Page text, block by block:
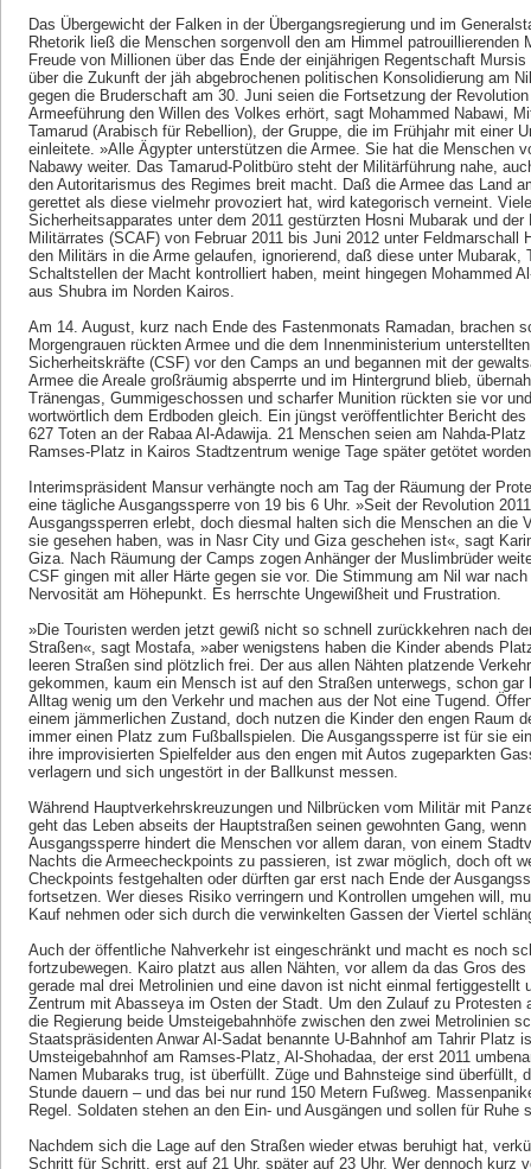
Das Übergewicht der Falken in der Übergangsregierung und im
Rhetorik ließ die Menschen sorgenvoll den am Himmel patrouillierenden
Freude von Millionen über das Ende der einjährigen Regentschaft
über die Zukunft der jäh abgebrochenen politischen Konsolidierung am
gegen die Bruderschaft am 30. Juni seien die Fortsetzung der
Armeeführung den Willen des Volkes erhört, sagt Mohammed Nabawi,
Tamarud (Arabisch für Rebellion), der Gruppe, die im Frühjahr mit einer
einleitete. »Alle Ägypter unterstützen die Armee. Sie hat die Menschen
Nabawy weiter. Das Tamarud-Politbüro steht der Militärführung nahe,
den Autoritarismus des Regimes breit macht. Daß die Armee das Land
gerettet als diese vielmehr provoziert hat, wird kategorisch verneint.
Sicherheitsapparates unter dem 2011 gestürzten Hosni Mubarak und
Militärrates (SCAF) von Februar 2011 bis Juni 2012 unter Feldmarschall
den Militärs in die Arme gelaufen, ignorierend, daß diese unter Mubarak,
Schaltstellen der Macht kontrolliert haben, meint hingegen Mohammed
aus Shubra im Norden Kairos.
Am 14. August, kurz nach Ende des Fastenmonats Ramadan, brachen
Morgengrauen rückten Armee und die dem Innenministerium
Sicherheitskräfte (CSF) vor den Camps an und begannen mit der
Armee die Areale großräumig absperrte und im Hintergrund blieb,
Tränengas, Gummigeschossen und scharfer Munition rückten sie vor
wortwörtlich dem Erdboden gleich. Ein jüngst veröffentlichter Bericht
627 Toten an der Rabaa Al-Adawija. 21 Menschen seien am Nahda-
Ramses-Platz in Kairos Stadtzentrum wenige Tage später getötet
Interimspräsident Mansur verhängte noch am Tag der Räumung der
eine tägliche Ausgangssperre von 19 bis 6 Uhr. »Seit der Revolution
Ausgangssperren erlebt, doch diesmal halten sich die Menschen an die
sie gesehen haben, was in Nasr City und Giza geschehen ist«, sagt
Giza. Nach Räumung der Camps zogen Anhänger der Muslimbrüder
CSF gingen mit aller Härte gegen sie vor. Die Stimmung am Nil war
Nervosität am Höhepunkt. Es herrschte Ungewißheit und Frustration.
»Die Touristen werden jetzt gewiß nicht so schnell zurückkehren nach
Straßen«, sagt Mostafa, »aber wenigstens haben die Kinder abends
leeren Straßen sind plötzlich frei. Der aus allen Nähten platzende
gekommen, kaum ein Mensch ist auf den Straßen unterwegs, schon
Alltag wenig um den Verkehr und machen aus der Not eine Tugend.
einem jämmerlichen Zustand, doch nutzen die Kinder den engen Raum
immer einen Platz zum Fußballspielen. Die Ausgangssperre ist für sie
ihre improvisierten Spielfelder aus den engen mit Autos zugeparkten
verlagern und sich ungestört in der Ballkunst messen.
Während Hauptverkehrskreuzungen und Nilbrücken vom Militär mit
geht das Leben abseits der Hauptstraßen seinen gewohnten Gang,
Ausgangssperre hindert die Menschen vor allem daran, von einem
Nachts die Armeecheckpoints zu passieren, ist zwar möglich, doch oft
Checkpoints festgehalten oder dürften gar erst nach Ende der
fortsetzen. Wer dieses Risiko verringern und Kontrollen umgehen will,
Kauf nehmen oder sich durch die verwinkelten Gassen der Viertel
Auch der öffentliche Nahverkehr ist eingeschränkt und macht es noch
fortzubewegen. Kairo platzt aus allen Nähten, vor allem da das Gros
gerade mal drei Metrolinien und eine davon ist nicht einmal fertiggestellt
Zentrum mit Abasseya im Osten der Stadt. Um den Zulauf zu Protesten
die Regierung beide Umsteigebahnhöfe zwischen den zwei Metrolinien
Staatspräsidenten Anwar Al-Sadat benannte U-Bahnhof am Tahrir Platz
Umsteigebahnhof am Ramses-Platz, Al-Shohadaa, der erst 2011
Namen Mubaraks trug, ist überfüllt. Züge und Bahnsteige sind überfüllt,
Stunde dauern – und das bei nur rund 150 Metern Fußweg.
Regel. Soldaten stehen an den Ein- und Ausgängen und sollen für Ruhe
Nachdem sich die Lage auf den Straßen wieder etwas beruhigt hat,
Schritt für Schritt, erst auf 21 Uhr, später auf 23 Uhr. Wer dennoch kurz